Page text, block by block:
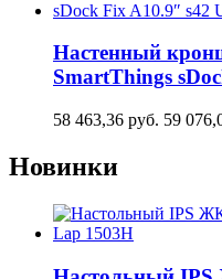
Настенный
SmartThings
58 463,36 руб. 59
Новинки